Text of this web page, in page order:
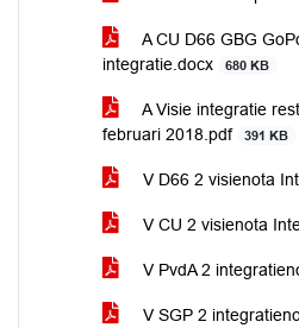
A CU D66 GBG
integratie.docx
680 KB
A Visie integratie
februari 2018.pdf
391 KB
V D66 2 visienota
V CU 2 visienota
V PvdA 2
V SGP 2